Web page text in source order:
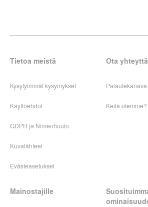
Tietoa meistä
Kysytyimmät kysymykset
Käyttöehdot
GDPR ja Nimenhuuto
Kuvalähteet
Evästeasetukset
Ota yhteyttä
Palautekanava
Keitä olemme?
Mainostajille